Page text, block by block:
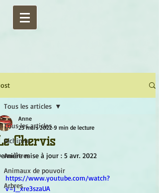
Tous les articles
Alchimie
Ancêtres
Animaux de pouvoir
Arbres
Tous les articles
Chervis
Anne
23 mars 2022 9 min de lecture
mise à jour : 5 avr. 2022
https://www.youtube.com/watch?
v=J_xre3szaUA